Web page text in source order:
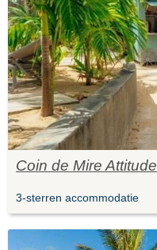
Coin de Mire Attitude
3-sterren accommodatie